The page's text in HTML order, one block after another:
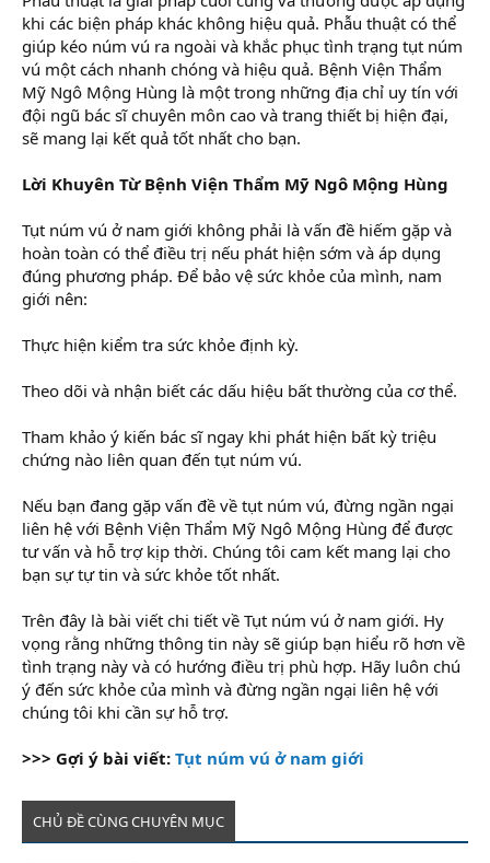
khi các biện pháp khác không hiệu quả. Phẫu thuật có thể
giúp kéo núm vú ra ngoài và khắc phục tình trạng tụt núm
vú một cách nhanh chóng và hiệu quả. Bệnh Viện Thẩm
Mỹ Ngô Mộng Hùng là một trong những địa chỉ uy tín với
đội ngũ bác sĩ chuyên môn cao và trang thiết bị hiện đại,
sẽ mang lại kết quả tốt nhất cho bạn.
Lời Khuyên Từ Bệnh Viện Thẩm Mỹ Ngô Mộng Hùng
Tụt núm vú ở nam giới không phải là vấn đề hiếm gặp và
hoàn toàn có thể điều trị nếu phát hiện sớm và áp dụng
đúng phương pháp. Để bảo vệ sức khỏe của mình, nam
giới nên:
Thực hiện kiểm tra sức khỏe định kỳ.
Theo dõi và nhận biết các dấu hiệu bất thường của cơ thể.
Tham khảo ý kiến bác sĩ ngay khi phát hiện bất kỳ triệu
chứng nào liên quan đến tụt núm vú.
Nếu bạn đang gặp vấn đề về tụt núm vú, đừng ngần ngại
liên hệ với Bệnh Viện Thẩm Mỹ Ngô Mộng Hùng để được
tư vấn và hỗ trợ kịp thời. Chúng tôi cam kết mang lại cho
bạn sự tự tin và sức khỏe tốt nhất.
Trên đây là bài viết chi tiết về Tụt núm vú ở nam giới. Hy
vọng rằng những thông tin này sẽ giúp bạn hiểu rõ hơn về
tình trạng này và có hướng điều trị phù hợp. Hãy luôn chú
ý đến sức khỏe của mình và đừng ngần ngại liên hệ với
chúng tôi khi cần sự hỗ trợ.
>>> Gợi ý bài viết: Tụt núm vú ở nam giới
CHỦ ĐỀ CÙNG CHUYÊN MỤC